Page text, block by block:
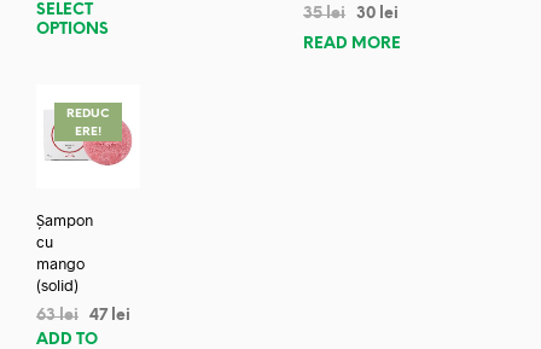
SELECT
OPTIONS
35lei 30 lei
READ MORE
REDUC
ERE!
Șampon
cu
mango
(solid)
63lei 47 lei
ADD TO